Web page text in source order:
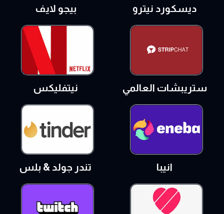
ديسكورد نيترو بيجو لايف
ستريبشات العالمي نيتفليكس
انيبا تندر جولد & بلس